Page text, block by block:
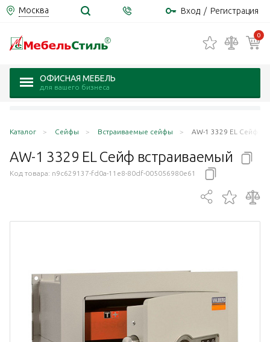
Москва Вход / Регистрация
0
ОФИСНАЯ МЕБЕЛЬ
для вашего бизнеса
Каталог Сейфы Встраиваемые сейфы AW-1 3329 EL Сейф
AW-1 3329 EL Сейф встраиваемый
Код товара: n9c629137-fd0a-11e8-80df-005056980e61